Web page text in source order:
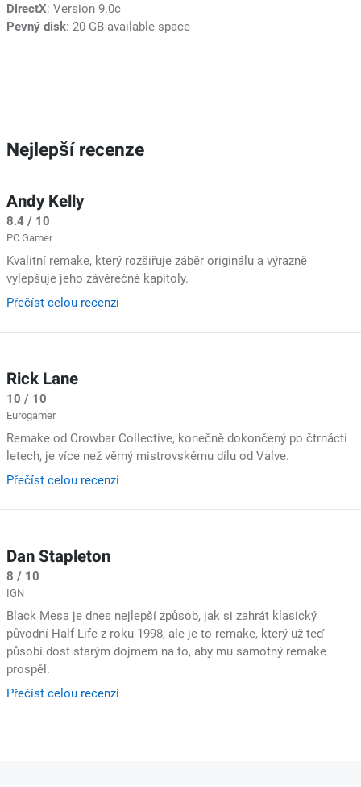
DirectX: Version 9.0c
Pevný disk: 20 GB available space
Nejlepší recenze
Andy Kelly
8.4 / 10
PC Gamer
Kvalitní remake, který rozšiřuje záběr originálu a výrazně
vylepšuje jeho závěrečné kapitoly.
Přečíst celou recenzi
Rick Lane
10 / 10
Eurogamer
Remake od Crowbar Collective, konečně dokončený po čtrnácti
letech, je více než věrný mistrovskému dílu od Valve.
Přečíst celou recenzi
Dan Stapleton
8 / 10
IGN
Black Mesa je dnes nejlepší způsob, jak si zahrát klasický
původní Half-Life z roku 1998, ale je to remake, který už teď
působí dost starým dojmem na to, aby mu samotný remake
prospěl.
Přečíst celou recenzi